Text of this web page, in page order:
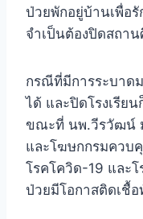
ป่วยพักอยู่บ้านเพื่อ
จำเป็นต้องปิดสถาน
กรณีที่มีการระบาด
ได้ และปิดโรงเรีย
ขณะที่ นพ.วีรวัฒน์
และโฆษกกรมควบ
โรคโควิด-19 และ
ป่วยมีโอกาสติดเชื้